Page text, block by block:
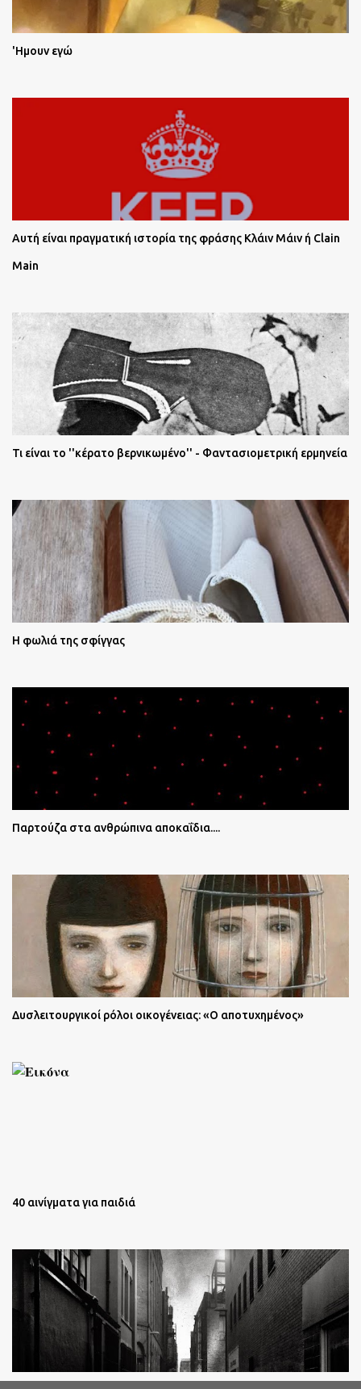
'Ημουν εγώ
Αυτή είναι πραγματική ιστορία της φράσης Κλάιν Μάιν ή Clain
Main
Τι είναι το ''κέρατο βερνικωμένο'' - Φαντασιομετρική ερμηνεία
Η φωλιά της σφίγγας
Παρτούζα στα ανθρώπινα αποκαΐδια....
Δυσλειτουργικοί ρόλοι οικογένειας: «Ο αποτυχημένος»
40 αινίγματα για παιδιά